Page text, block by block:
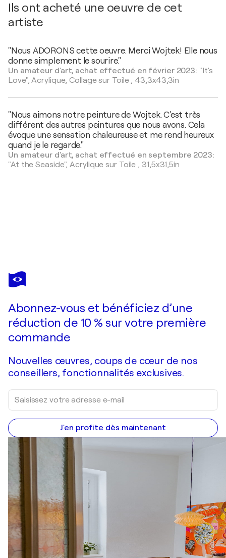
Ils ont acheté une oeuvre de cet
artiste
"Nous ADORONS cette oeuvre. Merci Wojtek! Elle nous
donne simplement le sourire."
Un amateur d'art, achat effectué en février 2023: "It's
Love",Acrylique, Collage sur Toile, 43,3x43,3in
"Nous aimons notre peinture de Wojtek. C'est très
différent des autres peintures que nous avons. Cela
évoque une sensation chaleureuse et me rend heureux
quand je le regarde."
Un amateur d'art, achat effectué en septembre 2023:
"At the Seaside",Acrylique sur Toile , 31,5x31,5in
WOJTEK BABSKI
White Abstract 2
Abonnez-vous et bénéficiez d’une
réduction de 10 % sur votre première
commande
Nouvelles œuvres, coups de cœur de nos
conseillers, fonctionnalités exclusives.
J'en profite dès maintenant